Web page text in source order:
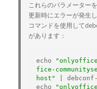
これらのパラメーター
更新時にエラーが発生
コマンドを使用して
があります：
echo
fice-
host"
debconf -
echo